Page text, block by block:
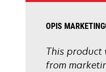
OPIS
This
from